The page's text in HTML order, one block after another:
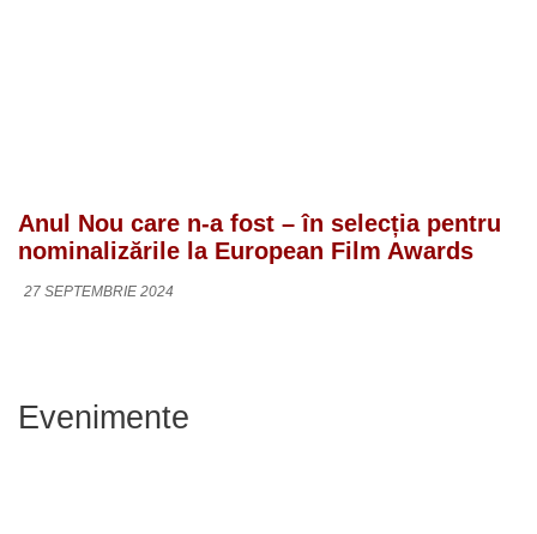
Anul Nou care n-a fost – în selecția pentru
nominalizările la European Film Awards
27 SEPTEMBRIE 2024
Evenimente